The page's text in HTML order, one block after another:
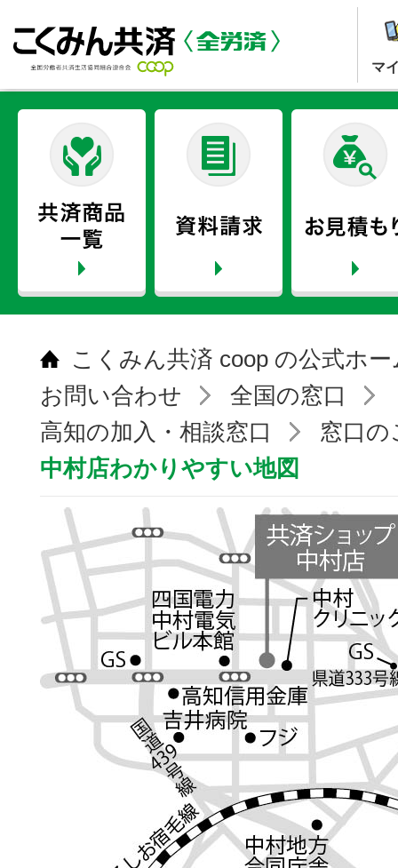
マ
こくみん共済 coop の公式ホ
お問い合わせ
全国の窓口
高知の加入・相談窓口
窓口の
中村店わかりやすい地図